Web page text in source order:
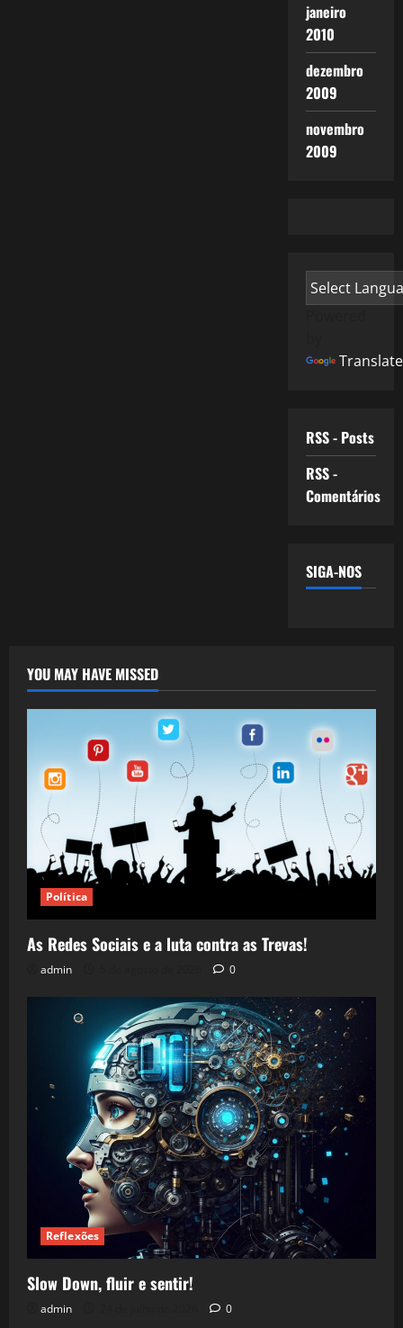
janeiro
2010
dezembro
2009
novembro
2009
Translate
RSS - Posts
RSS -
Comentários
SIGA-NOS
YOU MAY HAVE MISSED
Política
As Redes Sociais e a luta contra as Trevas!
admin 0
Reflexões
Slow Down, fluir e sentir!
admin 0